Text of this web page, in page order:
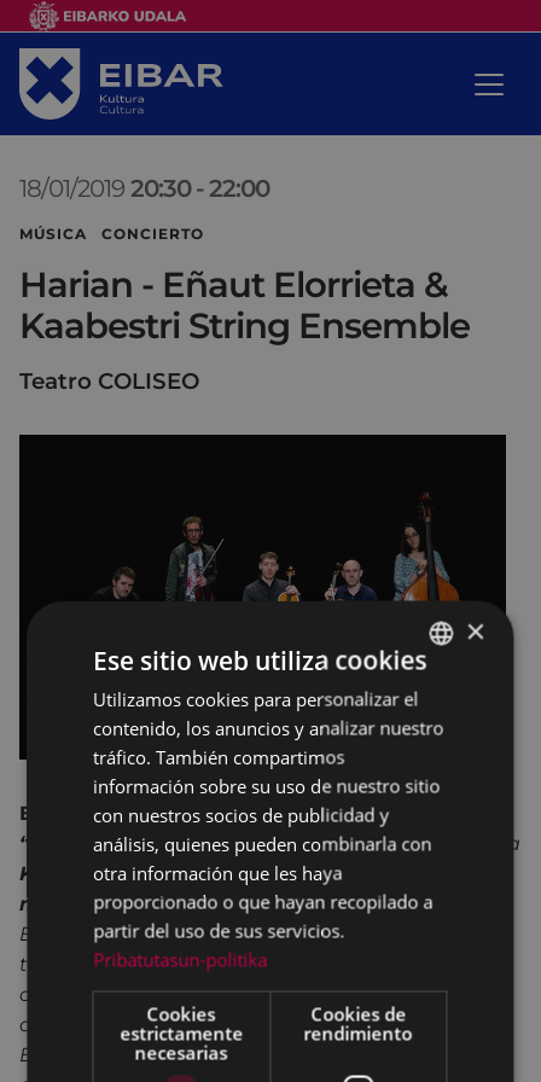
18/01/2019 20:30 -22:00
MÚSICA CONCIERTO
Harian - Eñaut Elorrieta &
Kaabestri String Ensemble
Teatro COLISEO
E ñaut Elorrietapresenta su nuevo proyecto,
“HARIAN”,acompañado por el quinteto de cuerda
KaabestriString Ensenble, integrado por
miembros de laOrquesta Sinfónica de Euskadi.
El repertorio que ofrecerán se compone de varios
temas nuevos y se completa con una selección de
canciones extraídas de “Deserriko kantak”,
además de ciertas composiciones propias que
Eñaut Elorrieta interpretaba con
BASQUE
SPANISH
×
Ese sitio web utiliza cookies
Utilizamos cookies para personalizar el
contenido, los anuncios y analizar nuestro
tráfico. También compartimos
información sobre su uso de nuestro sitio
con nuestros socios de publicidad y
análisis, quienes pueden combinarla con
otra información que les haya
proporcionado o que hayan recopilado a
partir del uso de sus servicios.
Pribatutasun-politika
Cookies
estrictamente
necesarias
Cookies de
rendimiento